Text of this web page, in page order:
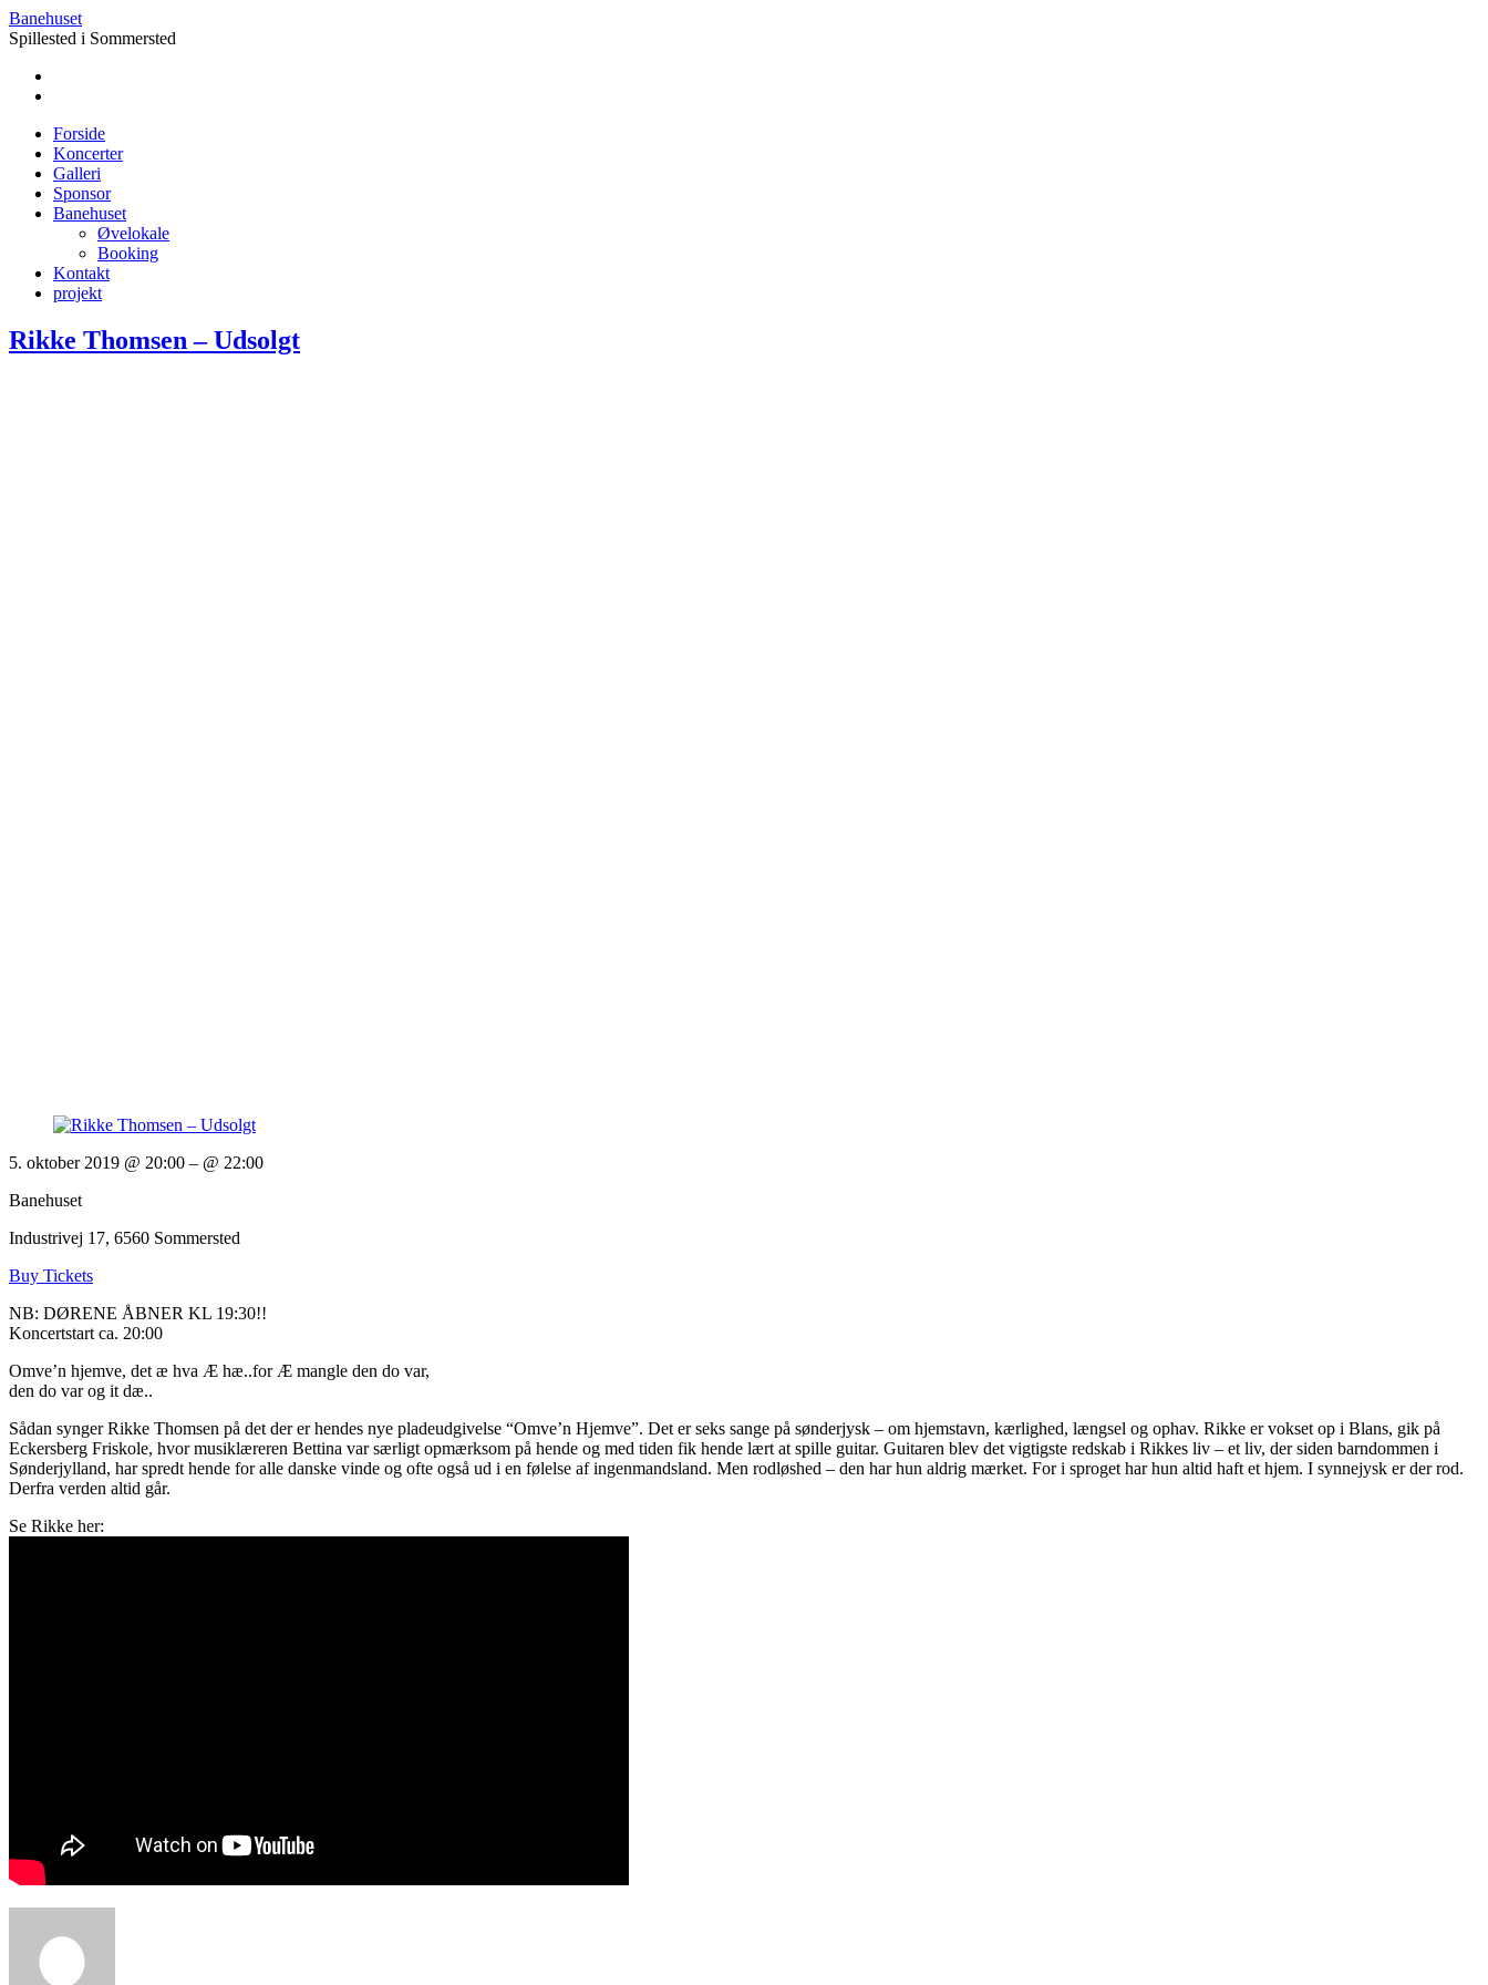
Banehuset
Spillested i Sommersted
Forside
Koncerter
Galleri
Sponsor
Banehuset
Øvelokale
Booking
Kontakt
projekt
Rikke Thomsen – Udsolgt
5. oktober 2019 @ 20:00 – @ 22:00
Banehuset
Industrivej 17, 6560 Sommersted
Buy Tickets
NB: DØRENE ÅBNER KL 19:30!!
Koncertstart ca. 20:00
Omve’n hjemve, det æ hva Æ hæ..for Æ mangle den do var,
den do var og it dæ..
Sådan synger Rikke Thomsen på det der er hendes nye pladeudgivelse “Omve’n Hjemve”. Det er seks sange på sønderjysk – om hjemstavn, kærlighed, længsel og ophav. Rikke er vokset op i Blans, gik på
Eckersberg Friskole, hvor musiklæreren Bettina var særligt opmærksom på hende og med tiden fik hende lært at spille guitar. Guitaren blev det vigtigste redskab i Rikkes liv – et liv, der siden barndommen i
Sønderjylland, har spredt hende for alle danske vinde og ofte også ud i en følelse af ingenmandsland. Men rodløshed – den har hun aldrig mærket. For i sproget har hun altid haft et hjem. I synnejysk er der rod.
Derfra verden altid går.
Se Rikke her: